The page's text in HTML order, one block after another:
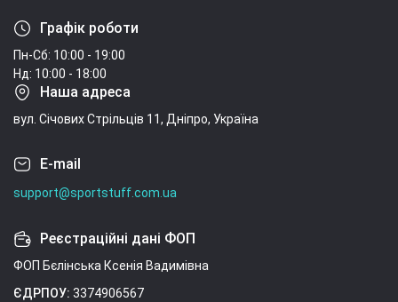
Графік роботи
Пн-Сб: 10:00 - 19:00
Нд: 10:00 - 18:00
Наша адреса
вул. Січових Стрільців 11, Дніпро, Україна
E-mail
support@sportstuff.com.ua
Реєстраційні дані ФОП
ФОП Бєлінська Ксенія Вадимівна
ЄДРПОУ: 3374906567